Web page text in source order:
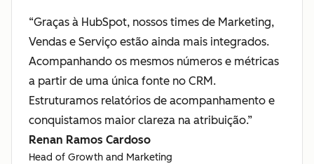
“Graças à HubSpot, nossos times de Marketing,
Vendas e Serviço estão ainda mais integrados.
Acompanhando os mesmos números e métricas
a partir de uma única fonte no CRM.
Estruturamos relatórios de acompanhamento e
conquistamos maior clareza na atribuição.”
Renan Ramos Cardoso
Head of Growth and Marketing